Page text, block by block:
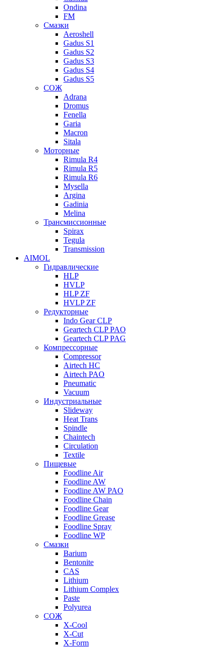
Ondina
FM
Смазки
Aeroshell
Gadus S1
Gadus S2
Gadus S3
Gadus S4
Gadus S5
СОЖ
Adrana
Dromus
Fenella
Garia
Macron
Sitala
Моторные
Rimula R4
Rimula R5
Rimula R6
Mysella
Argina
Gadinia
Melina
Трансмиссионные
Spirax
Tegula
Transmission
AIMOL
Гидравлические
HLP
HVLP
HLP ZF
HVLP ZF
Редукторные
Indo Gear CLP
Geartech CLP PAO
Geartech CLP PAG
Компрессорные
Compressor
Airtech HC
Airtech PAO
Pneumatic
Vacuum
Индустриальные
Slideway
Heat Trans
Spindle
Chaintech
Circulation
Textile
Пищевые
Foodline Air
Foodline AW
Foodline AW PAO
Foodline Chain
Foodline Gear
Foodline Grease
Foodline Spray
Foodline WP
Смазки
Barium
Bentonite
CAS
Lithium
Lithium Complex
Paste
Polyurea
СОЖ
X-Cool
X-Cut
X-Form